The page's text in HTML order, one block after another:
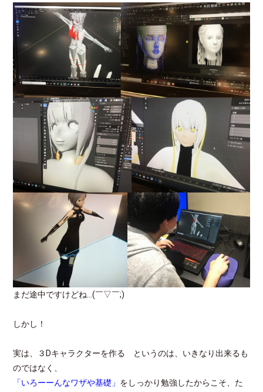
まだ途中ですけどね…(￣▽￣;)
しかし！
実は、３Dキャラクターを作る というのは、いきなり出来るも
のではなく、
「いろーーんなワザや基礎」 をしっかり勉強したからこそ、た